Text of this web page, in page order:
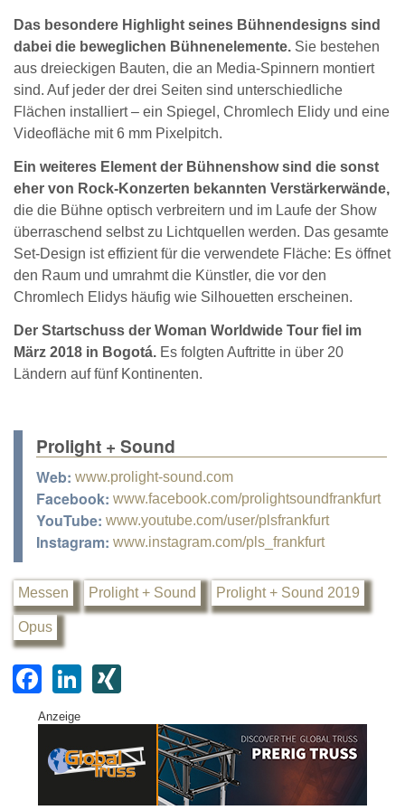
Das besondere Highlight seines Bühnendesigns sind
dabei die beweglichen Bühnenelemente. Sie bestehen
aus dreieckigen Bauten, die an Media-Spinnern montiert
sind. Auf jeder der drei Seiten sind unterschiedliche
Flächen installiert – ein Spiegel, Chromlech Elidy und eine
Videofläche mit 6 mm Pixelpitch.
Ein weiteres Element der Bühnenshow sind die sonst
eher von Rock-Konzerten bekannten Verstärkerwände,
die die Bühne optisch verbreitern und im Laufe der Show
überraschend selbst zu Lichtquellen werden. Das gesamte
Set-Design ist effizient für die verwendete Fläche: Es öffnet
den Raum und umrahmt die Künstler, die vor den
Chromlech Elidys häufig wie Silhouetten erscheinen.
Der Startschuss der Woman Worldwide Tour fiel im
März 2018 in Bogotá. Es folgten Auftritte in über 20
Ländern auf fünf Kontinenten.
Prolight + Sound
Web: www.prolight-sound.com
Facebook: www.facebook.com/prolightsoundfrankfurt
YouTube: www.youtube.com/user/plsfrankfurt
Instagram: www.instagram.com/pls_frankfurt
Messen Prolight + Sound Prolight + Sound 2019
Opus
F
a
c
e
Li
k
e
G
Anzeige